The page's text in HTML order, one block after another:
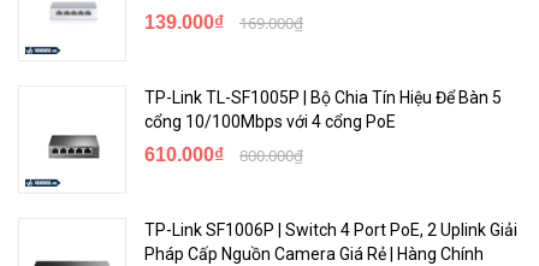
139.000₫ 169.000₫
TP-Link TL-SF1005P | Bộ Chia Tín Hiệu Để Bàn 5
cổng 10/100Mbps với 4 cổng PoE
610.000₫ 800.000₫
TP-Link SF1006P | Switch 4 Port PoE, 2 Uplink Giải
Pháp Cấp Nguồn Camera Giá Rẻ | Hàng Chính